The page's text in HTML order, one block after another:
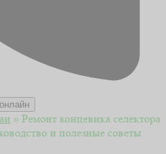
» Ремонт концевика селектора
и полезные советы